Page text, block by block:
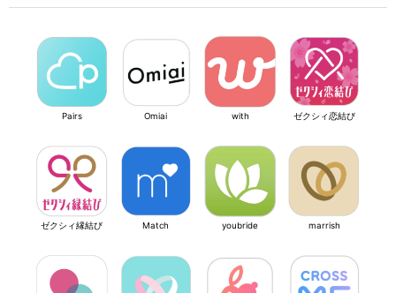
Pairs Omiai with ゼクシィ恋結び
ゼクシィ縁結び Match youbride marrish